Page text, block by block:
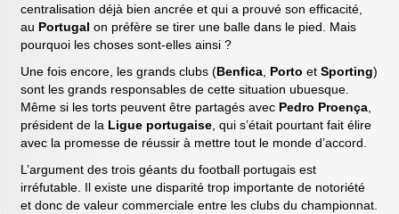
centralisation déjà bien ancrée et qui a prouvé son efficacité,
auPortugal on préfère se tirer une balle dans le pied. Mais
pourquoi les choses sont-elles ainsi ?
Une fois encore, les grands clubs ( Benfica, Porto etSporting)
sont les grands responsables de cette situation ubuesque.
Même si les torts peuvent être partagés avec Pedro Proença,
président de la Ligue portugaise, qui s’était pourtant fait élire
avec la promesse de réussir à mettre tout le monde d’accord.
L’argument des trois géants du football portugais est
irréfutable. Il existe une disparité trop importante de notoriété
et donc de valeur commerciale entre les clubs du championnat.